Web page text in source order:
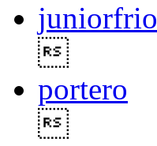
juniorfrio
portero